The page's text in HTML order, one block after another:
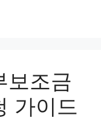
보조금
가이드